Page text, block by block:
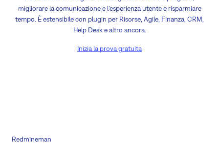
migliorare la comunicazione e l'esperienza utente e risparmiare
tempo. È estensibile con plugin per Risorse, Agile, Finanza, CRM,
Help Desk e altro ancora.
Inizia la prova gratuita
Redmineman